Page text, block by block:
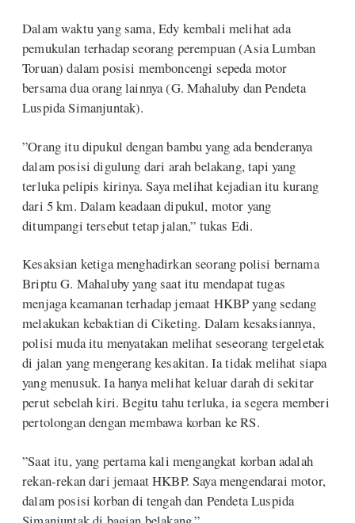
Dalam waktu yang sama, Edy kembali melihat ada
pemukulan terhadap seorang perempuan (Asia Lumban
Toruan) dalam posisi memboncengi sepeda motor
bersama dua orang lainnya (G. Mahaluby dan Pendeta
Luspida Simanjuntak).
”Orang itu dipukul dengan bambu yang ada benderanya
dalam posisi digulung dari arah belakang, tapi yang
terluka pelipis kirinya. Saya melihat kejadian itu kurang
dari 5 km. Dalam keadaan dipukul, motor yang
ditumpangi tersebut tetap jalan,” tukas Edi.
Kesaksian ketiga menghadirkan seorang polisi bernama
Briptu G. Mahaluby yang saat itu mendapat tugas
menjaga keamanan terhadap jemaat HKBP yang sedang
melakukan kebaktian di Ciketing. Dalam kesaksiannya,
polisi muda itu menyatakan melihat seseorang tergeletak
di jalan yang mengerang kesakitan. Ia tidak melihat siapa
yang menusuk. Ia hanya melihat keluar darah di sekitar
perut sebelah kiri. Begitu tahu terluka, ia segera memberi
pertolongan dengan membawa korban ke RS.
”Saat itu, yang pertama kali mengangkat korban adalah
rekan-rekan dari jemaat HKBP. Saya mengendarai motor,
dalam posisi korban di tengah dan Pendeta Luspida